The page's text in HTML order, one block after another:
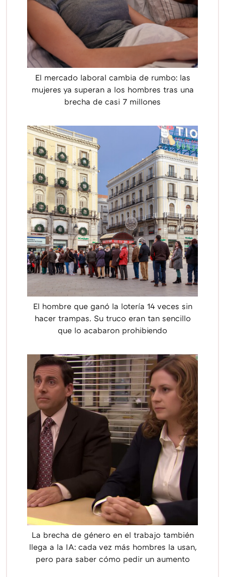
El mercado laboral cambia de rumbo: las
mujeres ya superan a los hombres tras una
brecha de casi 7 millones
El hombre que ganó la lotería 14 veces sin
hacer trampas. Su truco eran tan sencillo
que lo acabaron prohibiendo
La brecha de género en el trabajo también
llega a la IA: cada vez más hombres la usan,
pero para saber cómo pedir un aumento